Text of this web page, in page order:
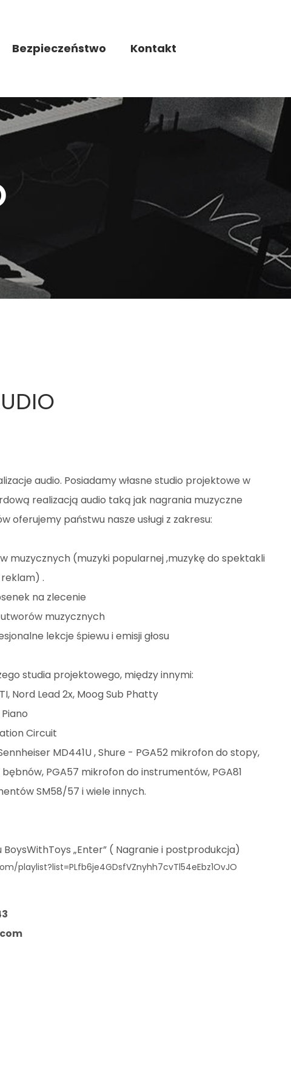
Bezpieczeństwo Kontakt
audio. Posiadamy własne studio projektowe w
realizacją audio taką jak nagrania muzyczne
oferujemy państwu nasze usługi z zakresu:
muzycznych (muzyki popularnej ,muzykę do spektakli
.
na zlecenie
muzycznych
lekcje śpiewu i emisji głosu
studia projektowego, między innymi:
Nord Lead 2x, Moog Sub Phatty
Circuit
MD441U , Shure - PGA52 mikrofon do stopy,
PGA57 mikrofon do instrumentów, PGA81
SM58/57 i wiele innych.
BoysWithToys „Enter” ( Nagranie i postprodukcja)
playlist?list=PLfb6je4GDsfVZnyhh7cvTl54eEbz1OvJO